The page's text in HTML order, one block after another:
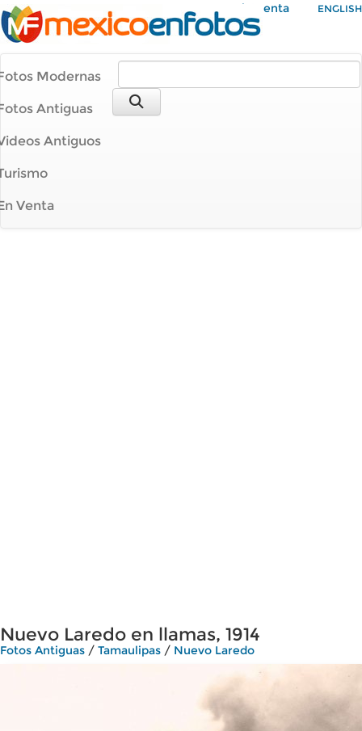
Mi Cuenta ENGLISH
Modernas
Antiguas
Antiguos
Venta
Nuevo Laredo en llamas, 1914
Fotos Antiguas / Tamaulipas / Nuevo Laredo